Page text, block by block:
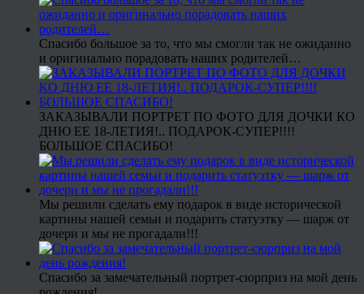
Спасибо большое за то, что мы смогли так не ожиданно
и оригинально порадовать наших родителей…
ЗАКАЗЫВАЛИ ПОРТРЕТ ПО ФОТО ДЛЯ ДОЧКИ КО
ДНЮ ЕЕ 18-ЛЕТИЯ!.. ПОДАРОК-СУПЕР!!!!
БОЛЬШОЕ СПАСИБО!
Мы решили сделать ему подарок в виде исторической
картины нашей семьи и подарить статуэтку — шарж от
дочери и мы не прогадали!!!
Спасибо за замечательный портрет-сюрприз на мой день